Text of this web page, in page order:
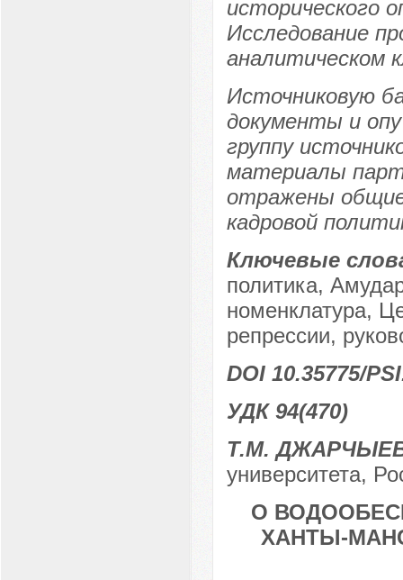
исторического
Исследование
аналитическом
Источниковую
документы и
группу
материалы
отражены
кадровой
Ключевые
политика,
номенклатура,
репрессии,
DOI 10.35775/
УДК 94(470)
Т.М.
университета,
О
ХАНТЫ-